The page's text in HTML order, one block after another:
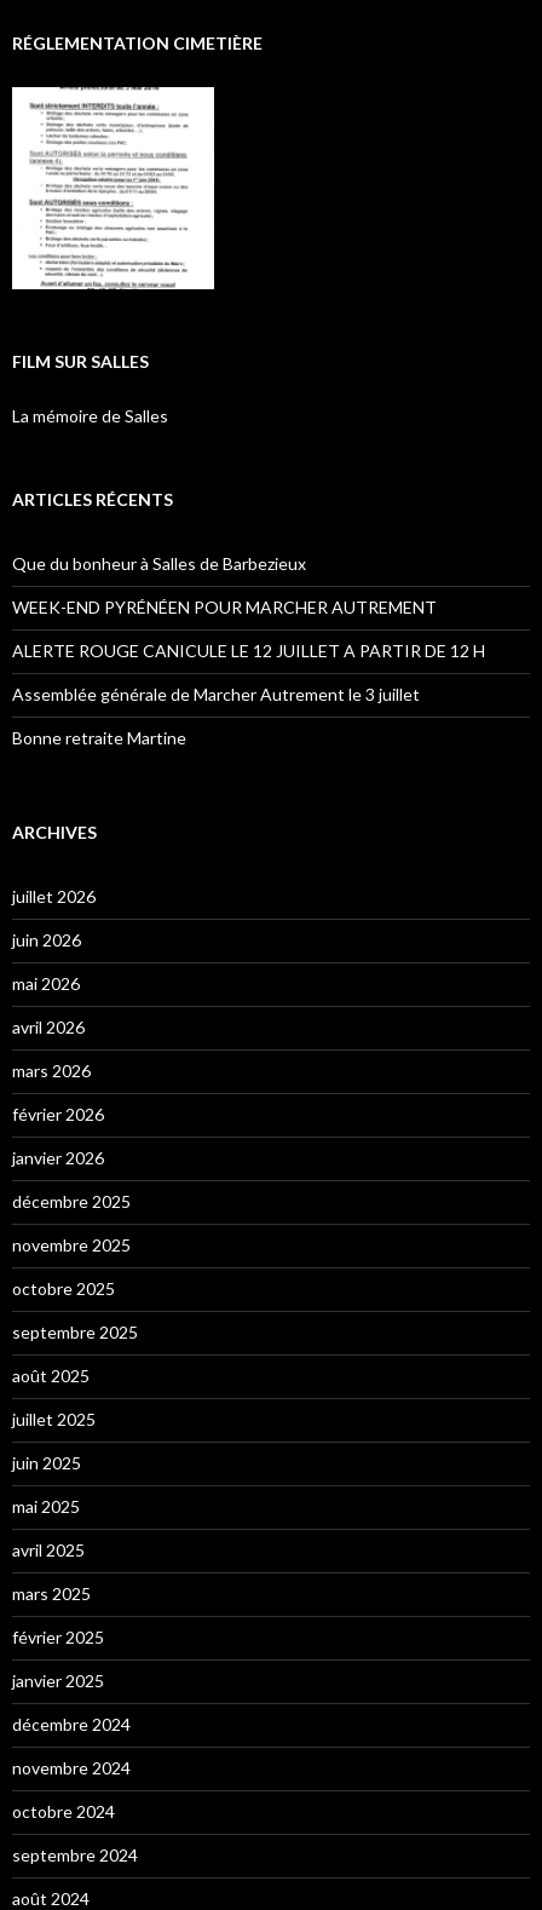
RÉGLEMENTATION CIMETIÈRE
FILM SUR SALLES
La mémoire de Salles
ARTICLES RÉCENTS
Que du bonheur à Salles de Barbezieux
WEEK-END PYRÉNÉEN POUR MARCHER AUTREMENT
ALERTE ROUGE CANICULE LE 12 JUILLET A PARTIR DE 12 H
Assemblée générale de Marcher Autrement le 3 juillet
Bonne retraite Martine
ARCHIVES
juillet 2026
juin 2026
mai 2026
avril 2026
mars 2026
février 2026
janvier 2026
décembre 2025
novembre 2025
octobre 2025
septembre 2025
août 2025
juillet 2025
juin 2025
mai 2025
avril 2025
mars 2025
février 2025
janvier 2025
décembre 2024
novembre 2024
octobre 2024
septembre 2024
août 2024